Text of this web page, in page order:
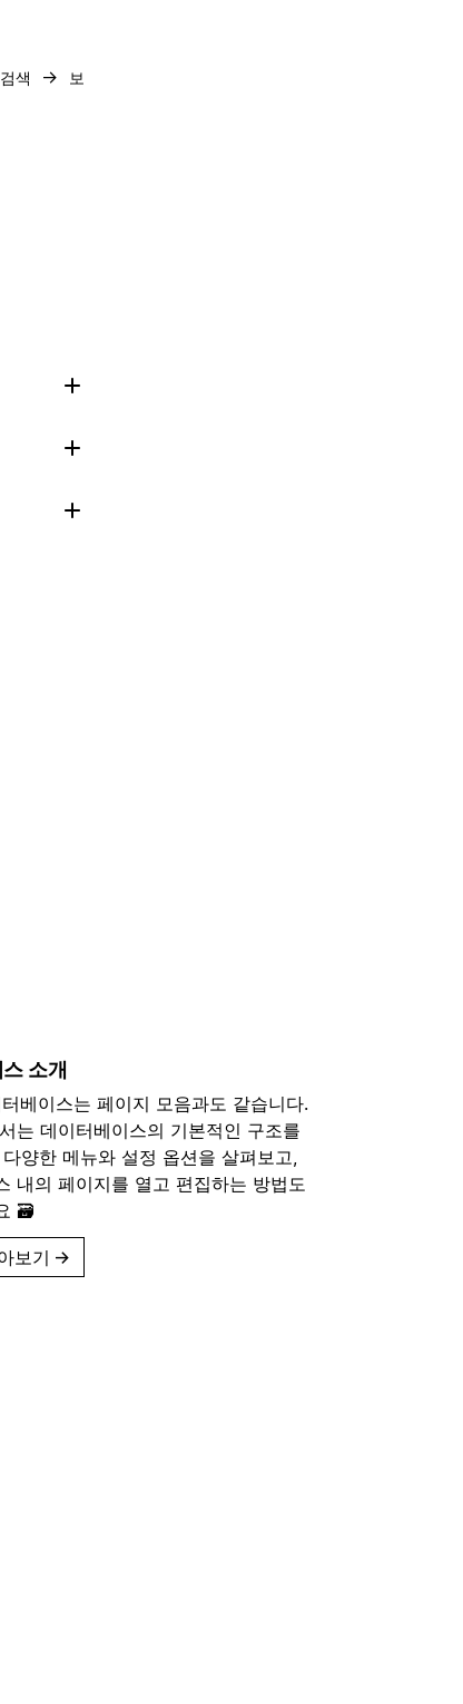
색 →
보
소개
베이스는 페이지 모음과도 같습니다.
는 데이터베이스의 기본적인 구조를
양한 메뉴와 설정 옵션을 살펴보고,
내의 페이지를 열고 편집하는 방법도
🗃
보기 →